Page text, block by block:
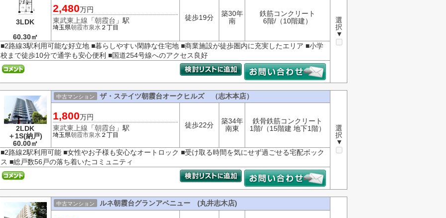
3LDK
60.30㎡
選
択
▼
2,480万円
東武東上線 「朝霞台 」駅
埼玉県朝霞市泉水 ２丁目
徒歩19分
築30年
南
鉄筋コンクリート
6階/（10階建）
■2路線3駅利用可能な好立地 ■暮らしやすい閑静な住宅地 ■商業施設が徒歩圏内に充実したエリア ■小学
校まで徒歩10分で通学も安心便利 ■国道254号線へのアクセス良好
2LDK
＋1S(納戸)
60.00㎡
中古マンション ザ・ステイツ朝霞台オークヒルズ （志木本店）
選
択
▼
1,800万円
東武東上線 「朝霞台 」駅
埼玉県朝霞市泉水 ２丁目
徒歩22分
築34年
南東
鉄骨鉄筋コンクリート
1階/（15階建 地下1階）
■2路線2駅利用可能 ■女性やお子様も安心なオートロック ■受け取る時間を気にせず過ごせる宅配ボック
ス ■総戸数56戸の落ち着いたコミュニティ
中古マンション ルネ朝霞台グランアベニュー (丸井志木店)